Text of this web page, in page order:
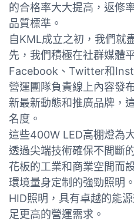
的合格率大大提高，返修
品質標準。
自KML成立之初，我們就
先，我們積極在社群媒體
Facebook、Twitter和
營運團隊負責線上內容發
新最新動態和推廣品牌，
名度。
這些400W LED高棚燈為
透過尖端技術確保不間斷
花板的工業和商業空間而
環境量身定制的強勁照明
HID照明，具有卓越的能
足更高的營運需求。